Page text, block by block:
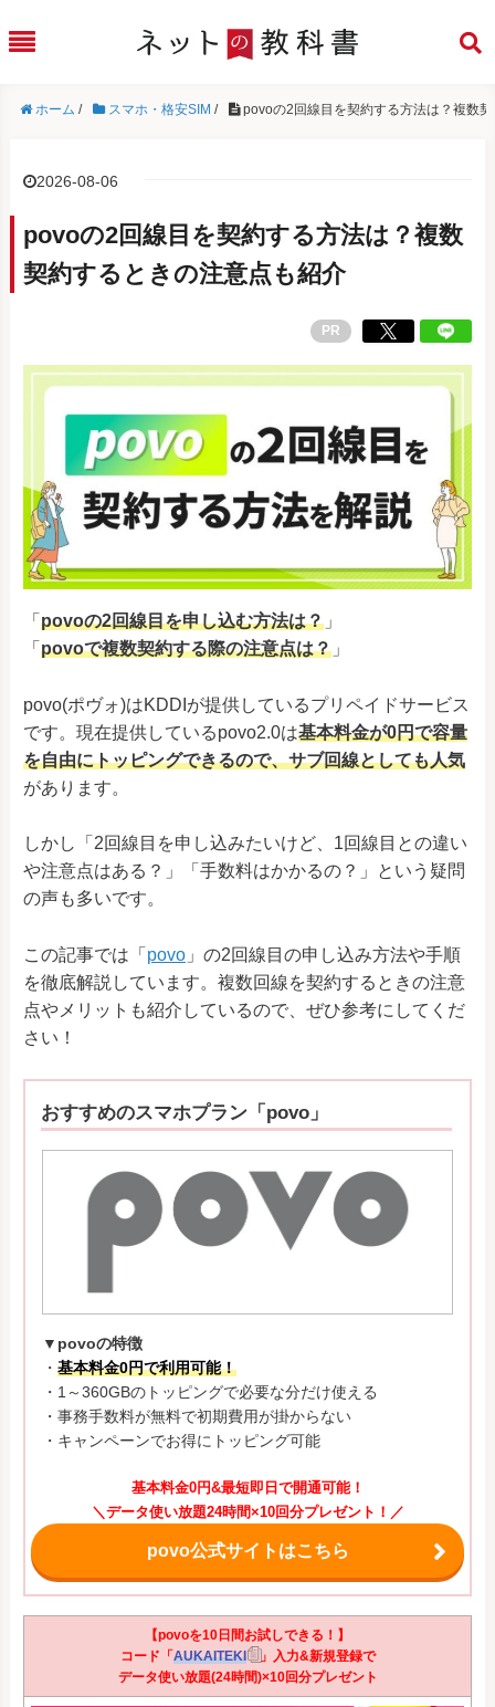
ホーム / スマホ・格安SIM / povoの2回線目を契約する方法は？複数
2026-08-06
povoの2回線目を契約する方法は？複数
契約するときの注意点も紹介
PR
「 povoの2回線目を申し込む方法は？ 」
「 povoで複数契約する際の注意点は？ 」
povo(ポヴォ)はKDDIが提供しているプリペイドサービス
です。現在提供しているpovo2.0は基本料金が0円で容量
を自由にトッピングできるので、サブ回線としても人気
があります。
しかし「2回線目を申し込みたいけど、1回線目との違い
や注意点はある？」「手数料はかかるの？」という疑問
の声も多いです。
この記事では「 povo 」の2回線目の申し込み方法や手順
を徹底解説しています。複数回線を契約するときの注意
点やメリットも紹介しているので、ぜひ参考にしてくだ
さい！
おすすめのスマホプラン「povo」
▼povoの特徴
・ 基本料金0円で利用可能！
・1～360GBのトッピングで必要な分だけ使える
・事務手数料が無料で初期費用が掛からない
・キャンペーンでお得にトッピング可能
基本料金0円&最短即日で開通可能！
＼データ使い放題24時間×10回分プレゼント！／
povo公式サイトはこちら
【povoを10日間お試しできる！】
コード「AUKAITEKI
」入力&新規登録で
データ使い放題(24時間)×10回分プレゼント